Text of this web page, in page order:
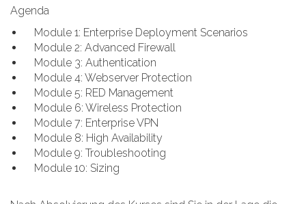
Agenda
Module 1: Enterprise Deployment Scenarios
Module 2: Advanced Firewall
Module 3: Authentication
Module 4: Webserver Protection
Module 5: RED Management
Module 6: Wireless Protection
Module 7: Enterprise VPN
Module 8: High Availability
Module 9: Troubleshooting
Module 10: Sizing